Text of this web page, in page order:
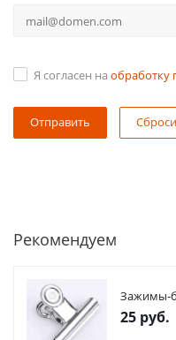
Я согласен на обработку
Рекомендуем
Зажимы-
25 руб.